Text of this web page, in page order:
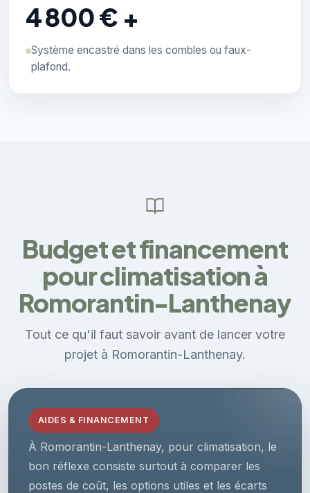
4 800 € +
Système encastré dans les combles ou faux-
plafond.
Budget et financement
pour climatisation à
Romorantin-Lanthenay
Tout ce qu'il faut savoir avant de lancer votre
projet à Romorantin-Lanthenay.
AIDES & FINANCEMENT
À Romorantin-Lanthenay, pour climatisation, le
bon réflexe consiste surtout à comparer les
postes de coût, les options utiles et les écarts